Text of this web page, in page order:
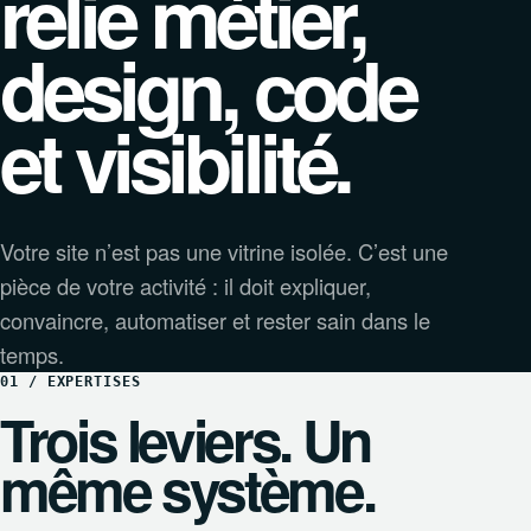
design, code
et visibilité.
Votre site n’est pas une vitrine isolée. C’est une
pièce de votre activité : il doit expliquer,
convaincre, automatiser et rester sain dans le
temps.
01 / EXPERTISES
Trois leviers. Un
même système.